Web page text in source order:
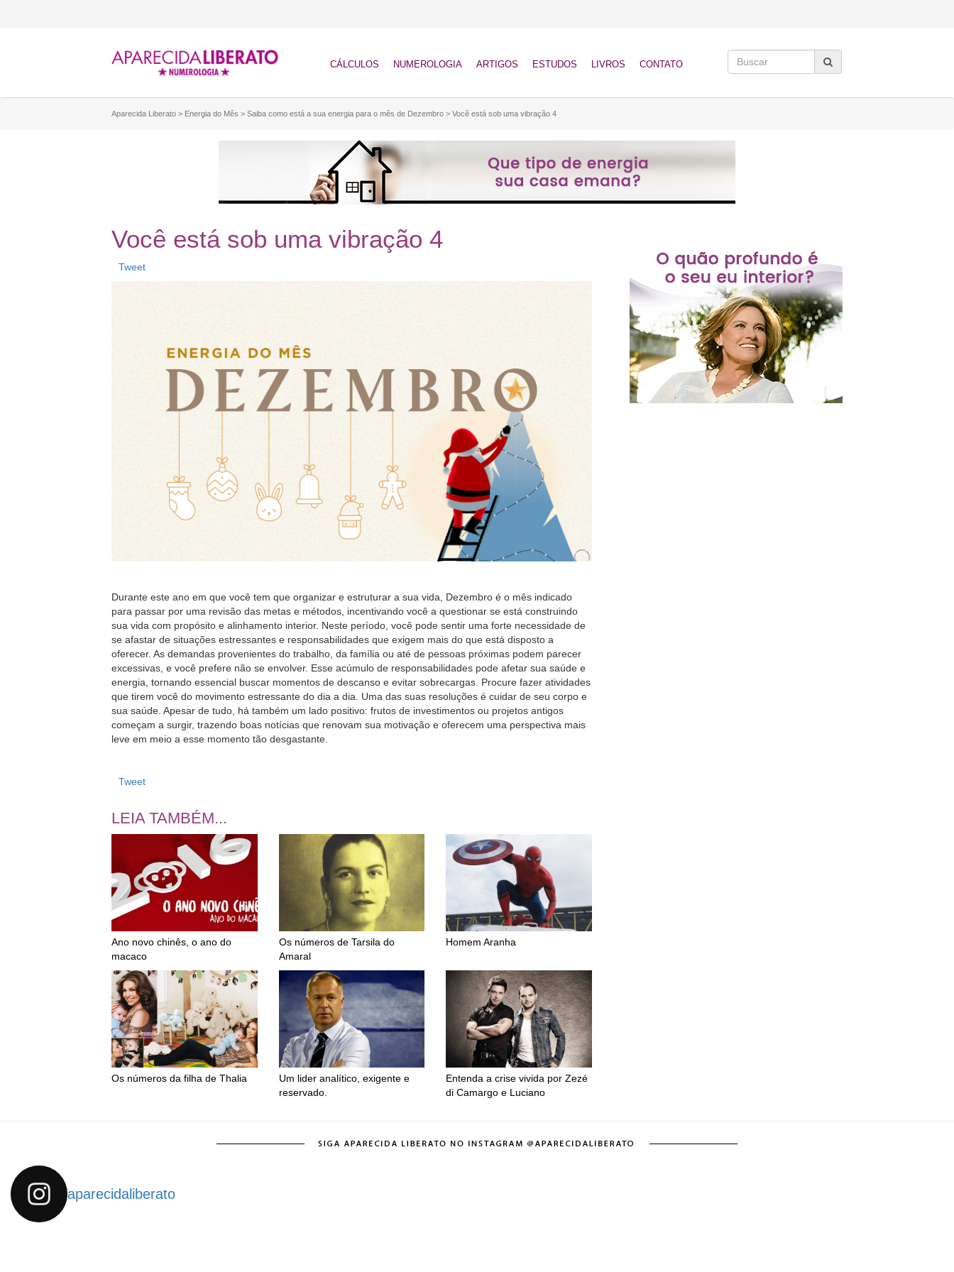
CÁLCULOS NUMEROLOGIA ARTIGOS ESTUDOS LIVROS CONTATO
Aparecida Liberato > Energia do Mês > Saiba como está a sua energia para o mês de Dezembro > Você está sob uma vibração 4
Você está sob uma vibração 4
Tweet
Durante este ano em que você tem que organizar e estruturar a sua vida, Dezembro é o mês indicado
para passar por uma revisão das metas e métodos, incentivando você a questionar se está construindo
sua vida com propósito e alinhamento interior. Neste período, você pode sentir uma forte necessidade de
se afastar de situações estressantes e responsabilidades que exigem mais do que está disposto a
oferecer. As demandas provenientes do trabalho, da família ou até de pessoas próximas podem parecer
excessivas, e você prefere não se envolver. Esse acúmulo de responsabilidades pode afetar sua saúde e
energia, tornando essencial buscar momentos de descanso e evitar sobrecargas. Procure fazer atividades
que tirem você do movimento estressante do dia a dia. Uma das suas resoluções é cuidar de seu corpo e
sua saúde. Apesar de tudo, há também um lado positivo: frutos de investimentos ou projetos antigos
começam a surgir, trazendo boas notícias que renovam sua motivação e oferecem uma perspectiva mais
leve em meio a esse momento tão desgastante.
Tweet
LEIA TAMBÉM...
Ano novo chinês, o ano do
macaco
Os números de Tarsila do
Amaral
Homem Aranha
Os números da filha de Thalia
Um lider analítico, exigente e
reservado.
Entenda a crise vivida por Zezé
di Camargo e Luciano
aparecidaliberato